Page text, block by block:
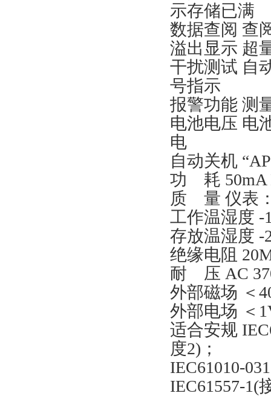
示存储已满
数据查阅 查
溢出显示 超
干扰测试 自
号指示
报警功能 测
电池电压 电
电
自动关机
功 耗 50mA
质 量 仪表
工作温湿度
存放温湿度
绝缘电阻
耐 压 AC
外部磁场 ＜
外部电场 ＜
适合安规
度2)；
IEC61010-
IEC61557-1(